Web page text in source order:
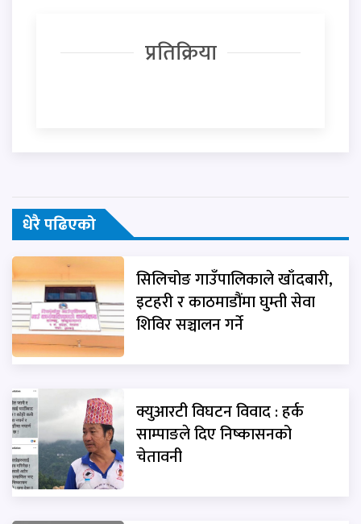
प्रतिक्रिया
धेरै पढिएको
सिलिचोङ गाउँपालिकाले खाँदबारी,
इटहरी र काठमाडौंमा घुम्ती सेवा
शिविर सञ्चालन गर्ने
क्युआरटी विघटन विवाद : हर्क
साम्पाङले दिए निष्कासनको
चेतावनी